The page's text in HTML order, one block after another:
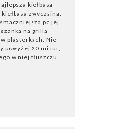
kiełbasa
zwyczajna.
po jej
na grilla
w plasterkach. Nie
powyżej 20 minut,
w niej tłuszczu,